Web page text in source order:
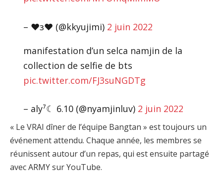
– ♥︎з♥︎ (@kkyujimi) 2 juin 2022
manifestation d’un selca namjin de la
collection de selfie de bts
pic.twitter.com/FJ3suNGDTg
– aly⁷☾ 6.10 (@nyamjinluv) 2 juin 2022
« Le VRAI dîner de l’équipe Bangtan » est toujours un
événement attendu. Chaque année, les membres se
réunissent autour d’un repas, qui est ensuite partagé
avec ARMY sur YouTube.